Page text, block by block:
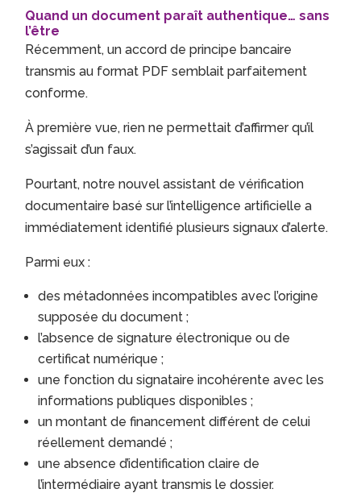
Quand un document paraît authentique… sans
l’être
Récemment, un accord de principe bancaire
transmis au format PDF semblait parfaitement
conforme.
À première vue, rien ne permettait d’affirmer qu’il
s’agissait d’un faux.
Pourtant, notre nouvel assistant de vérification
documentaire basé sur l’intelligence artificielle a
immédiatement identifié plusieurs signaux d’alerte.
Parmi eux :
des métadonnées incompatibles avec l’origine
supposée du document ;
l’absence de signature électronique ou de
certificat numérique ;
une fonction du signataire incohérente avec les
informations publiques disponibles ;
un montant de financement différent de celui
réellement demandé ;
une absence d’identification claire de
l’intermédiaire ayant transmis le dossier.